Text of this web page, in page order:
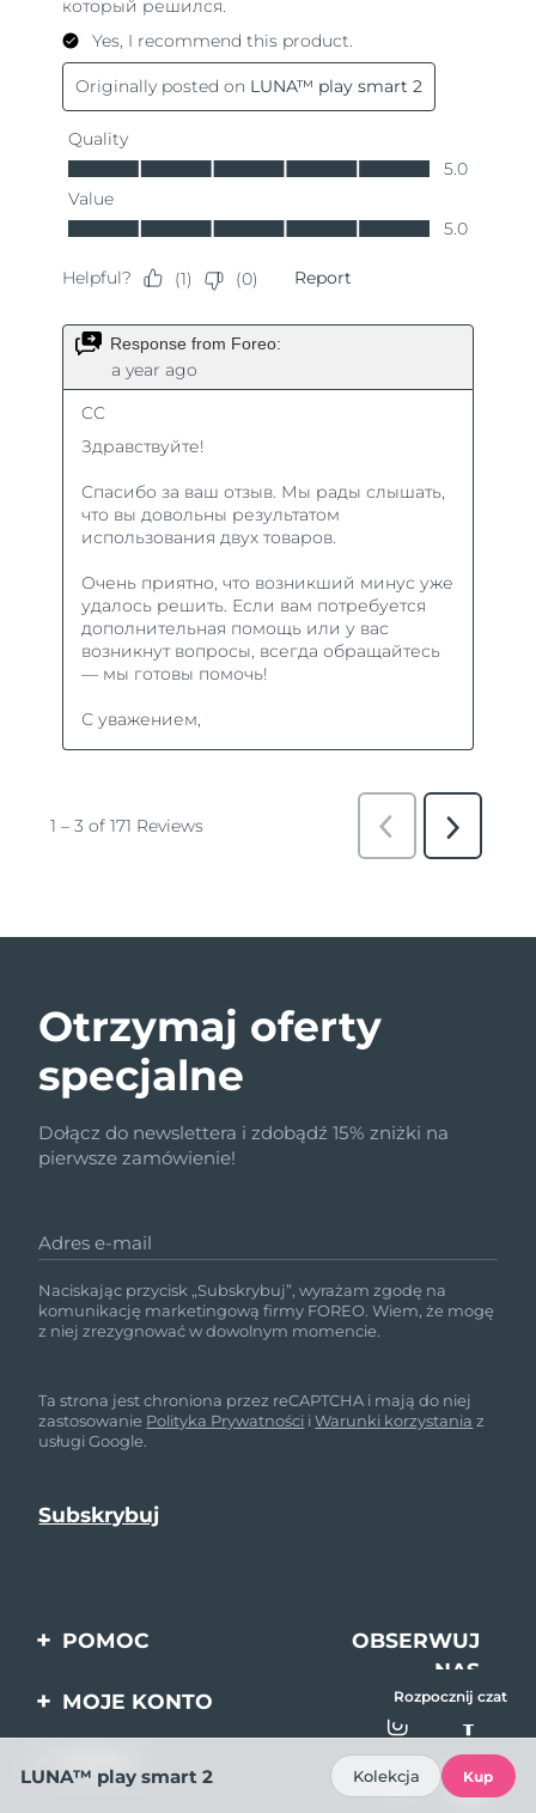
Otrzymaj oferty
specjalne
Dołącz do newslettera i zdobądź 15% zniżki na
pierwsze zamówienie!
Adres e-mail
Naciskając przycisk „Subskrybuj”, wyrażam zgodę na
komunikację marketingową firmy FOREO. Wiem, że mogę
z niej zrezygnować w dowolnym momencie.
Ta strona jest chroniona przez reCAPTCHA i mają do niej
zastosowanie Polityka Prywatności iWarunki korzystania z
usługi Google.
POMOC
Kontakt
Zamówienia & Wysyłka
Gwarancja & Zwroty
OBSERWUJ
NAS
MOJE KONTO
Rozpocznij czat
LUNA™ play smart 2 Kolekcja Kup